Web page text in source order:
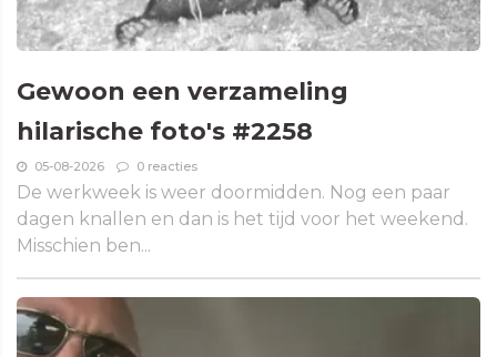
Gewoon een verzameling
hilarische foto's #2258
05-08-2026 0 reacties
De werkweek is weer doormidden. Nog een paar
dagen knallen en dan is het tijd voor het weekend.
Misschien ben...